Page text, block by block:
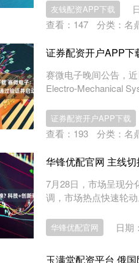
友钱配资APP下载
查看： 147 分类： 名
证券配资开户APP下
赛微电子晚间公告，
Electro-Mechanical
证券配资开户APP下载
查看： 193 分类： 名
华锋优配官网 主线
7月28日，市场呈现分
调，市场热点快速轮
华锋优配官网 日期
玉满堂配资平台 俄